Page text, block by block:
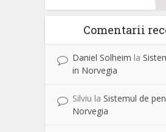
Comentarii
Daniel Solheim la
in Norvegia
Silviu la Sistemul de
Norvegia